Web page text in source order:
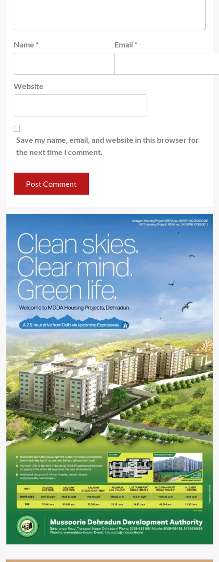
Name * Email *
Website
Save my name, email, and website in this browser for
the next time I comment.